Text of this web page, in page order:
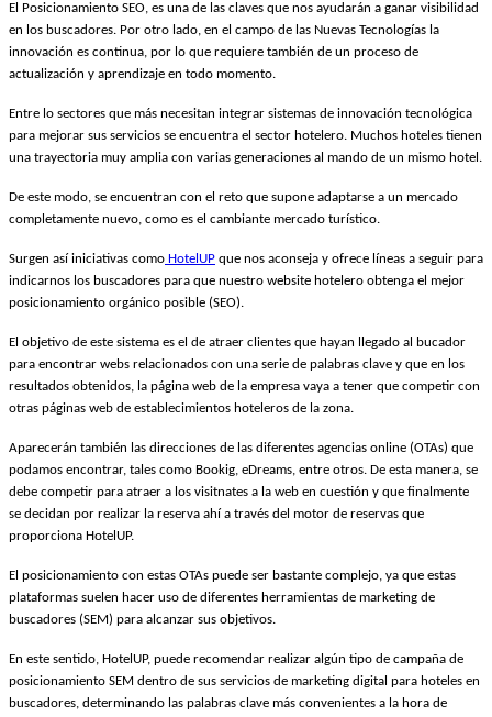
El Posicionamiento SEO, es una de las claves que nos ayudarán a ganar visibilidad
en los buscadores. Por otro lado, en el campo de las Nuevas Tecnologías la
innovación es continua, por lo que requiere también de un proceso de
actualización y aprendizaje en todo momento.
Entre lo sectores que más necesitan integrar sistemas de innovación tecnológica
para mejorar sus servicios se encuentra el sector hotelero. Muchos hoteles tienen
una trayectoria muy amplia con varias generaciones al mando de un mismo hotel.
De este modo, se encuentran con el reto que supone adaptarse a un mercado
completamente nuevo, como es el cambiante mercado turístico.
Surgen así iniciativas como HotelUP que nos aconseja y ofrece líneas a seguir para
indicarnos los buscadores para que nuestro website hotelero obtenga el mejor
posicionamiento orgánico posible (SEO).
El objetivo de este sistema es el de atraer clientes que hayan llegado al bucador
para encontrar webs relacionados con una serie de palabras clave y que en los
resultados obtenidos, la página web de la empresa vaya a tener que competir con
otras páginas web de establecimientos hoteleros de la zona.
Aparecerán también las direcciones de las diferentes agencias online (OTAs) que
podamos encontrar, tales como Bookig, eDreams, entre otros. De esta manera, se
debe competir para atraer a los visitnates a la web en cuestión y que finalmente
se decidan por realizar la reserva ahí a través del motor de reservas que
proporciona HotelUP.
El posicionamiento con estas OTAs puede ser bastante complejo, ya que estas
plataformas suelen hacer uso de diferentes herramientas de marketing de
buscadores (SEM) para alcanzar sus objetivos.
En este sentido, HotelUP, puede recomendar realizar algún tipo de campaña de
posicionamiento SEM dentro de sus servicios de marketing digital para hoteles en
buscadores, determinando las palabras clave más convenientes a la hora de